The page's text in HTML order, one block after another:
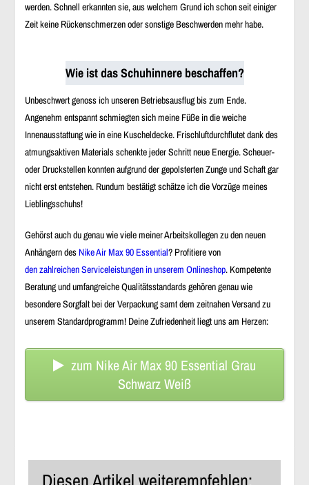
werden. Schnell erkannten sie, aus welchem Grund ich schon seit einiger
Zeit keine Rückenschmerzen oder sonstige Beschwerden mehr habe.
Wie ist das Schuhinnere beschaffen?
Unbeschwert genoss ich unseren Betriebsausflug bis zum Ende.
Angenehm entspannt schmiegten sich meine Füße in die weiche
Innenausstattung wie in eine Kuscheldecke. Frischluftdurchflutet dank des
atmungsaktiven Materials schenkte jeder Schritt neue Energie. Scheuer-
oder Druckstellen konnten aufgrund der gepolsterten Zunge und Schaft gar
nicht erst entstehen. Rundum bestätigt schätze ich die Vorzüge meines
Lieblingsschuhs!
Gehörst auch du genau wie viele meiner Arbeitskollegen zu den neuen
Anhängern des Nike Air Max 90 Essential? Profitiere von
den zahlreichen Serviceleistungen in unserem Onlineshop. Kompetente
Beratung und umfangreiche Qualitätsstandards gehören genau wie
besondere Sorgfalt bei der Verpackung samt dem zeitnahen Versand zu
unserem Standardprogramm! Deine Zufriedenheit liegt uns am Herzen:
zum Nike Air Max 90 Essential Grau
Schwarz Weiß